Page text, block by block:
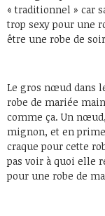
« traditionnel » car
trop sexy pour une
être une robe de
Le gros nœud dans
robe de mariée
comme ça. Un
mignon, et en
craque pour cette
pas voir à quoi elle
pour une robe de